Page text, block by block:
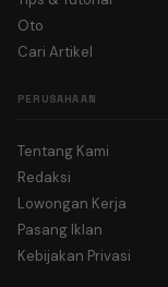
Oto
Cari Artikel
PERUSAHAAN
Tentang Kami
Redaksi
Lowongan Kerja
Pasang Iklan
Kebijakan Privasi